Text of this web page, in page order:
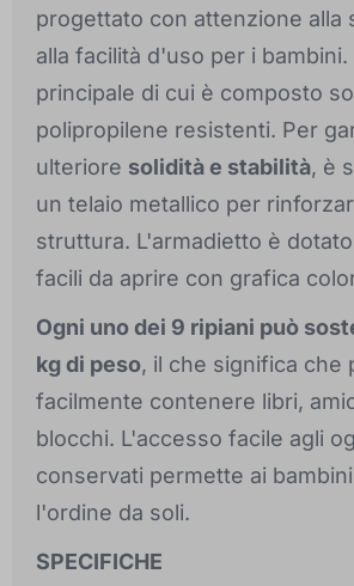
progettato con attenzione alla
alla facilità d'uso per i bambini.
principale di cui è composto
polipropilene resistenti. Per
ulteriore solidità e stabilità, è
un telaio metallico per
struttura. L'armadietto è
facili da aprire con grafica
Ogni uno dei 9 ripiani può
kg di peso, il che significa che
facilmente contenere libri,
blocchi. L'accesso facile agli
conservati permette ai
l'ordine da soli.
SPECIFICHE